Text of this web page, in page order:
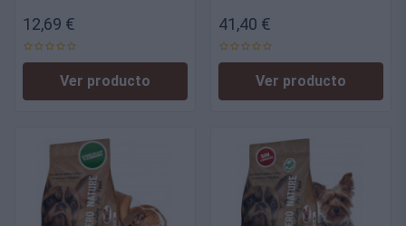
Grandes, Alta
Digestibilidad
12,69 €
Ver producto
Salmon para Perros
(medianos y grandes)
Alergicos al Pollo
41,40 €
Ver producto